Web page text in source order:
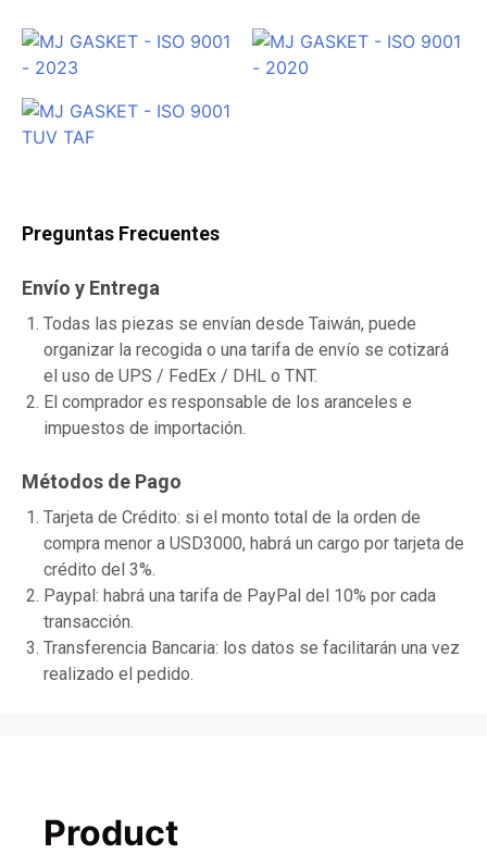
Preguntas Frecuentes
Envío y Entrega
Todas las piezas se envían desde Taiwán, puede
organizar la recogida o una tarifa de envío se cotizará
el uso de UPS / FedEx / DHL o TNT.
El comprador es responsable de los aranceles e
impuestos de importación.
Métodos de Pago
Tarjeta de Crédito: si el monto total de la orden de
compra menor a USD3000, habrá un cargo por tarjeta de
crédito del 3%.
Paypal: habrá una tarifa de PayPal del 10% por cada
transacción.
Transferencia Bancaria: los datos se facilitarán una vez
realizado el pedido.
Product